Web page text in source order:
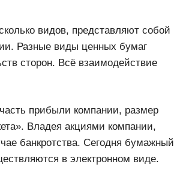
видов, представляют собой
Разные виды ценных бумаг
сторон. Всё взаимодействие
прибыли компании, размер
Владея акциями компании,
банкротства. Сегодня бумажный
в электронном виде.